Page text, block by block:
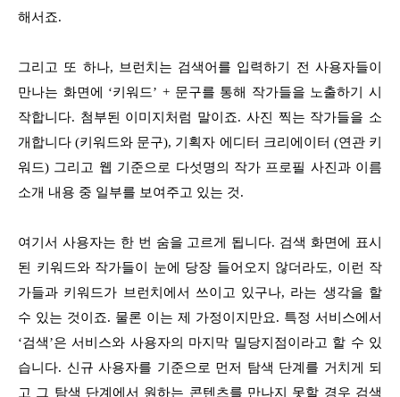
해서죠.
그리고 또 하나, 브런치는 검색어를 입력하기 전 사용자들이
만나는 화면에 ‘키워드’ + 문구를 통해 작가들을 노출하기 시
작합니다. 첨부된 이미지처럼 말이죠. 사진 찍는 작가들을 소
개합니다 (키워드와 문구), 기획자 에디터 크리에이터 (연관 키
워드) 그리고 웹 기준으로 다섯명의 작가 프로필 사진과 이름
소개 내용 중 일부를 보여주고 있는 것.
여기서 사용자는 한 번 숨을 고르게 됩니다. 검색 화면에 표시
된 키워드와 작가들이 눈에 당장 들어오지 않더라도, 이런 작
가들과 키워드가 브런치에서 쓰이고 있구나, 라는 생각을 할
수 있는 것이죠. 물론 이는 제 가정이지만요. 특정 서비스에서
‘검색’은 서비스와 사용자의 마지막 밀당지점이라고 할 수 있
습니다. 신규 사용자를 기준으로 먼저 탐색 단계를 거치게 되
고 그 탐색 단계에서 원하는 콘텐츠를 만나지 못할 경우 검색